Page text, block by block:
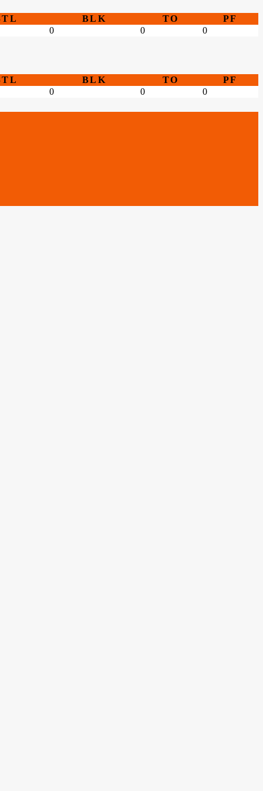
BLK TO
PF
0 0 0
BLK TO
PF
0 0 0